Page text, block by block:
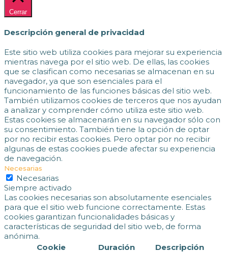
Cerrar
Descripción general de privacidad
Este sitio web utiliza cookies para mejorar su experiencia
mientras navega por el sitio web. De ellas, las cookies
que se clasifican como necesarias se almacenan en su
navegador, ya que son esenciales para el
funcionamiento de las funciones básicas del sitio web.
También utilizamos cookies de terceros que nos ayudan
a analizar y comprender cómo utiliza este sitio web.
Estas cookies se almacenarán en su navegador sólo con
su consentimiento. También tiene la opción de optar
por no recibir estas cookies. Pero optar por no recibir
algunas de estas cookies puede afectar su experiencia
de navegación.
Necesarias
Necesarias
Siempre activado
Las cookies necesarias son absolutamente esenciales
para que el sitio web funcione correctamente. Estas
cookies garantizan funcionalidades básicas y
características de seguridad del sitio web, de forma
anónima.
Cookie
Duración Descripción